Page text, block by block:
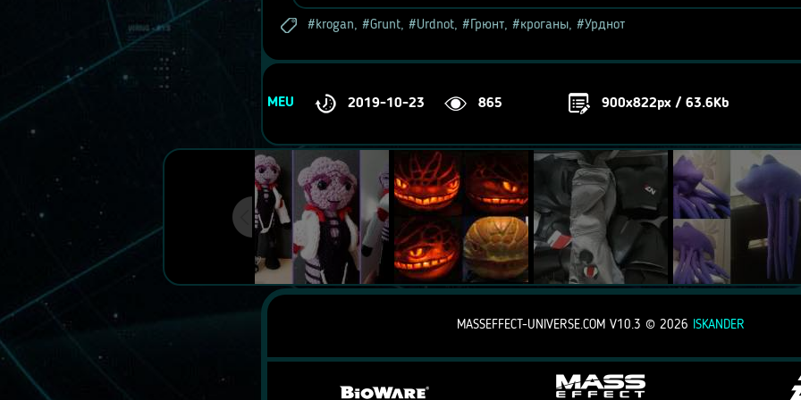
krogan, Grunt, Urdnot, Грюнт, кроганы, Урднот
MEU 2019-10-23 865 900x822px / 63.6Kb
MASSEFFECT-UNIVERSE.COM V10.3 © 2026 ISKANDER